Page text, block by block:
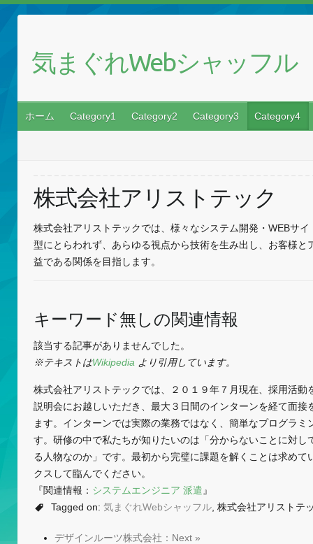
気まぐれWebシャッフル
ホーム Category1 Category2 Category3 Category4
株式会社アリストテック
株式会社アリストテックでは、様々なシステム開発・WEBサ
型にとらわれず、あらゆる視点から技術を生み出し、お客様と
益である関係を目指します。
キーワード無しの関連情報
該当する記事がありませんでした。
※テキストはWikipedia より引用しています。
株式会社アリストテックでは、２０１９年７月現在、採用活動
説明会にお越しいただき、最大３日間のインターンを経て面接
ます。インターンでは実際の業務ではなく、簡単なプログラミ
す。研修の中で私たちが知りたいのは「分からないことに対し
る人物なのか」です。最初から完璧に課題を解くことは求めて
クスして臨んでください。
『関連情報： システムエンジニア 派遣 』
Tagged on: 気まぐれWebシャッフル, 株式会社アリストテ
デザインルーツ株式会社：Next »